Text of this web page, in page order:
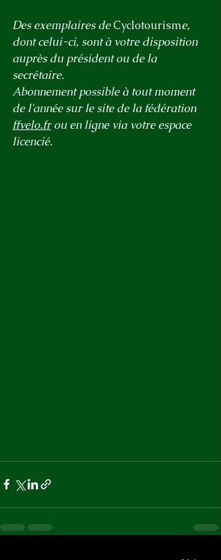
Des exemplaires de Cyclotourisme,
dont celui-ci, sont à votre disposition
auprès du président ou de la
secrétaire.
Abonnement possible à tout moment
de l'année sur le site de la fédération
ffvelo.fr ou en ligne via votre espace
licencié.